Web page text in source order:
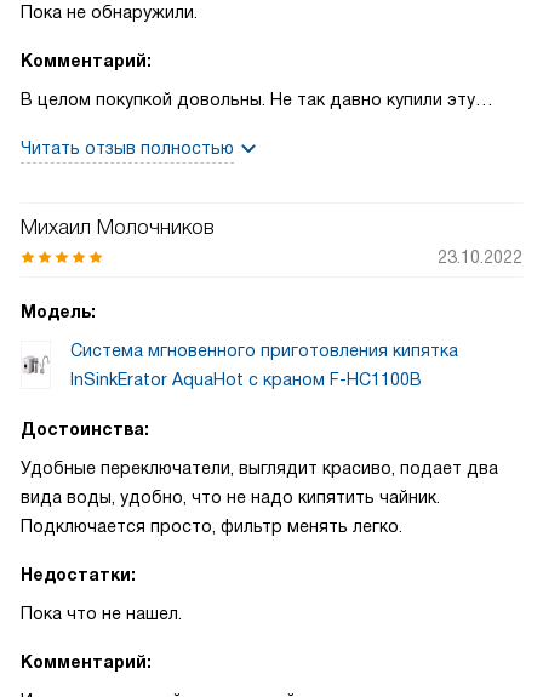
Пока не обнаружили.
Комментарий:
В целом покупкой довольны. Не так давно купили эту
пользоваться, когда готовишь еду, которая нуждается в
которые должны быть горячими. Можно мыть овощи или
вариант. По поводу покупки могу сказать, что здесь все
сидя на диване, привезли прямо домой. Не пришлось
никуда ходить. Цены не завышены, менеджеры вежливые.
Удобная оплата, хоть налом хоть картой. Привезли
Инструкция подробная все понятно. Фильтр можно
менять. Подключать легко. Работает тихо, шума не
создает совсем, в отличие от чайника. Фильтр хороший
вода, чистая идет. Вода из крана стала более прозрачной,
регулировать температуру, если надо. Делать ниже. Выше.
Как захочется. Кипятка готовит много. Хватает на все.
Читать отзыв полностью
Михаил Молочников
23.10.2022
Модель:
Система мгновенного приготовления кипятка
InSinkErator AquaHot с краном F-HC1100B
Достоинства:
Удобные переключатели, выглядит красиво, подает два
вида воды, удобно, что не надо кипятить чайник.
Подключается просто, фильтр менять легко.
Недостатки:
Пока что не нашел.
Комментарий: